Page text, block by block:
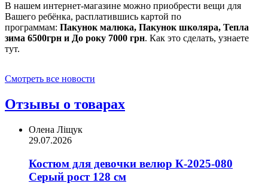
В нашем интернет-магазине можно приобрести вещи для
Вашего ребёнка, расплатившись картой по
программам: Пакунок малюка, Пакунок школяра, Тепла
зима 6500грн и До року 7000 грн. Как это сделать, узнаете
тут.
Смотреть все новости
Отзывы о товарах
Олена Ліщук
29.07.2026
Костюм для девочки велюр К-2025-080
Серый рост 128 см